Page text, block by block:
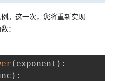
。这一次，您将重新实现
：
( exponent ) :
) :